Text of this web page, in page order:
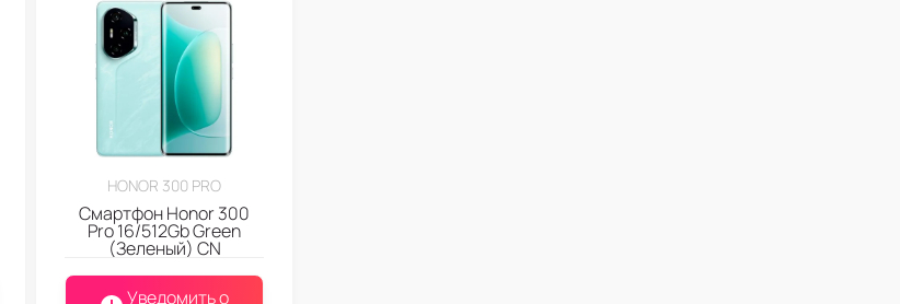
HONOR 300 PRO
Смартфон Honor 300
Pro 16/512Gb Green
(Зеленый) CN
Уведомить о